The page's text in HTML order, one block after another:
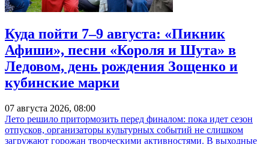
Куда пойти 7–9 августа: «Пикник
Афиши», песни «Короля и Шута» в
Ледовом, день рождения Зощенко и
кубинские марки
07 августа 2026, 08:00
Лето решило притормозить перед финалом: пока идет сезон
отпусков, организаторы культурных событий не слишком
загружают горожан творческими активностями. В выходные